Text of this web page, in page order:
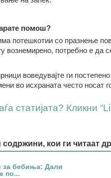
помош?
потешкотии со празнење
вознемирено, потребно е да
воведувајте ги
во исхраната често носат
статијата? Кликни
кои ги читаат
за бебиња: Дали
по...